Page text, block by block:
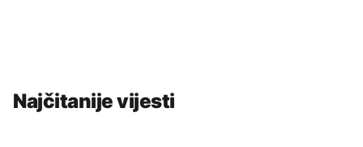
Najčitanije vijesti